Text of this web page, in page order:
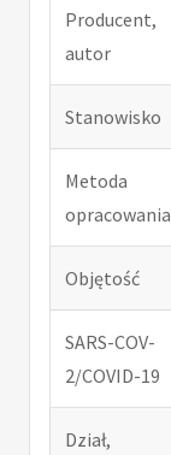
Producent,
autor
Stanowisko
Metoda
opracowania
Objętość
SARS-COV-
2/COVID-19
Dział,